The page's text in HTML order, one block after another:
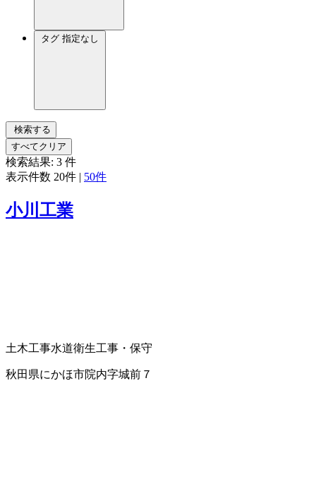
タグ 指定なし
検索する
すべてクリア
検索結果: 3 件
表示件数 20件 | 50件
小川工業
土木工事水道衛生工事・保守
秋田県にかほ市院内字城前７